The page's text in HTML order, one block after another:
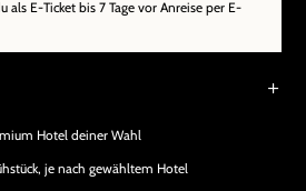
als E-Ticket bis 7 Tage vor Anreise per E-
Hotel deiner Wahl
je nach gewähltem Hotel